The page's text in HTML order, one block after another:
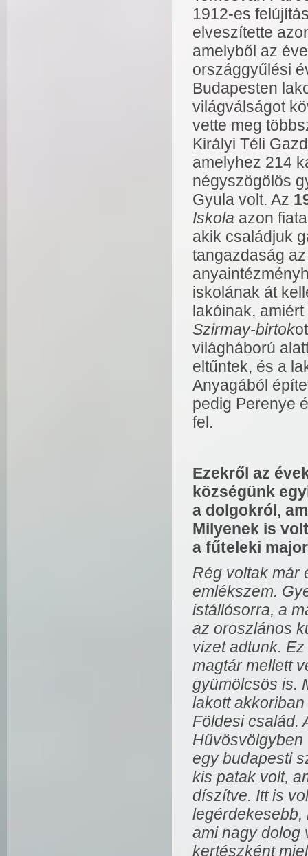
1912-es
elveszítette
amelyből az
országgyűlési
Budapesten
világválságot
vette meg
Királyi Téli
amelyhez 214
négyszögölös
Gyula volt. Az
Iskola azon
akik családjuk
tangazdaság
iskolának át
lakóinak,
Szirmay-birtok
világháború
eltűntek, és a
Anyagából
pedig Perenye
fel.
Ezekről az
községünk
a dolgokról,
Milyenek is
a fűteleki
Rég voltak már
emlékszem.
istállósorra, a
az oroszlános
vizet adtunk.
magtár mellett
gyümölcsös is.
lakott
Földesi család.
Hűvösvölgyben
egy budapesti
kis patak volt,
díszítve. Itt is
legérdekesebb,
ami nagy dolog
kertészként